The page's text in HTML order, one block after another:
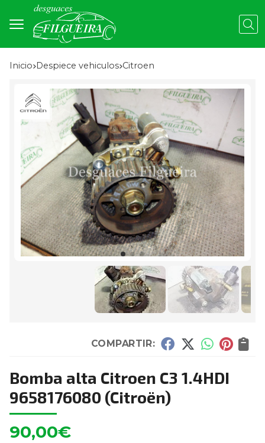
Inicio despiece vehiculos citroen
COMPARTIR:
Bomba alta Citroen C3 1.4HDI
9658176080 (Citroën)
90,00€